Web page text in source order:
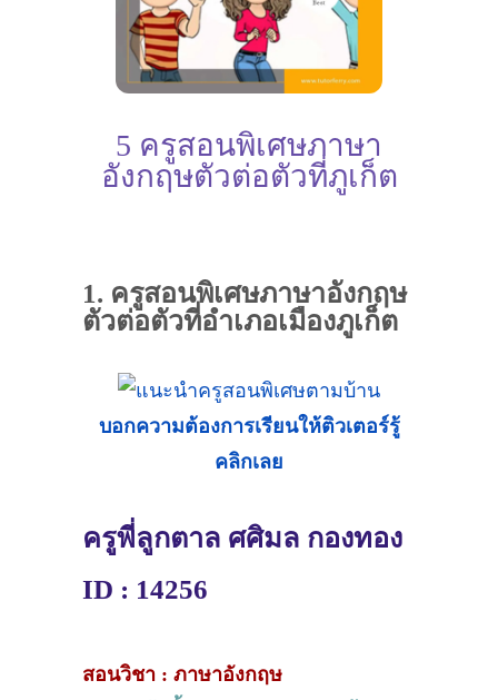
5 ครูสอนพิเศษภาษา
อังกฤษตัวต่อตัวที่ภูเก็ต
1. ครูสอนพิเศษภาษาอังกฤษ
ตัวต่อตัวที่อำเภอเมืองภูเก็ต
บอกความต้องการเรียนให้ติวเตอร์รู้
คลิกเลย
ครูพี่ลูกตาล ศศิมล กองทอง
ID : 14256
สอนวิชา : ภาษาอังกฤษ